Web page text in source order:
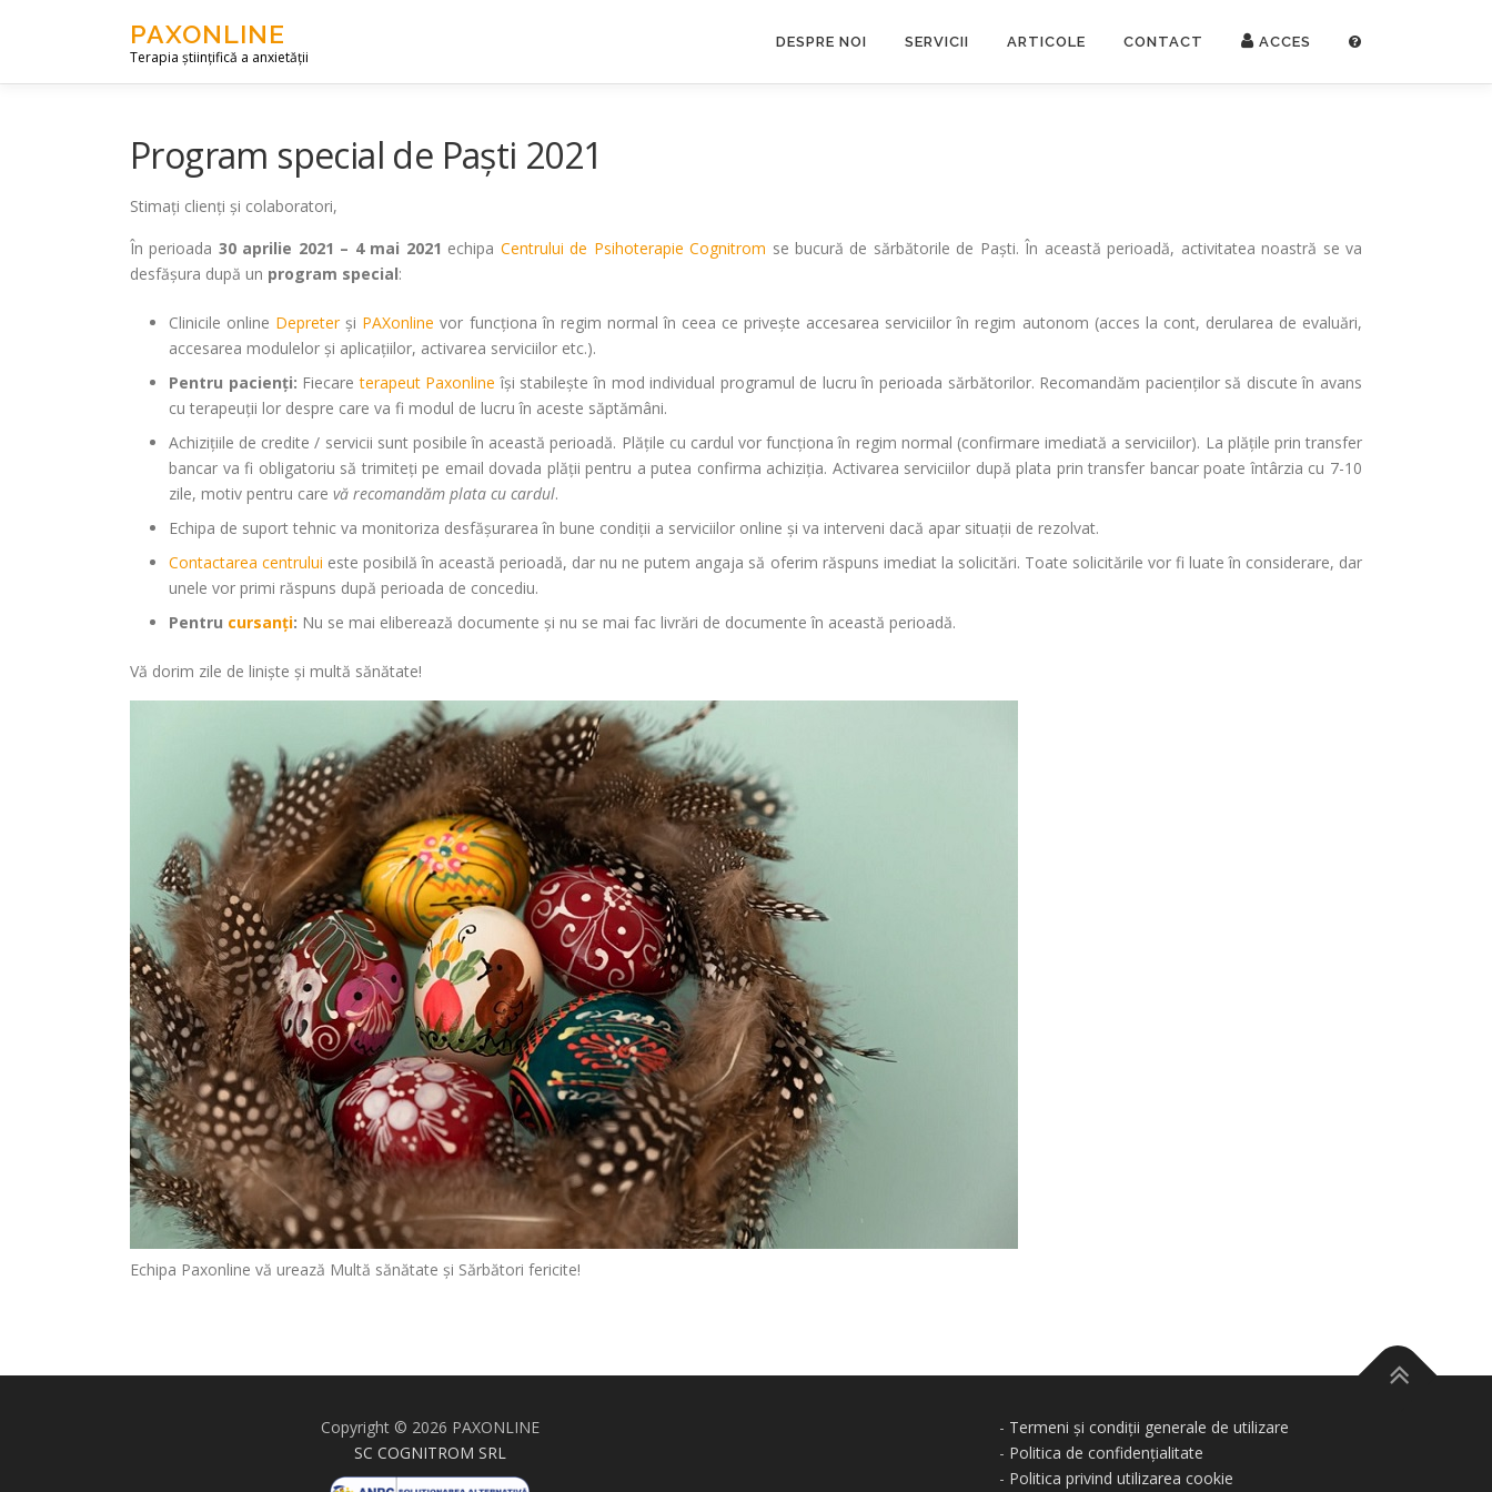
PAXONLINE
Terapia științifică a anxietății
DESPRE NOI SERVICII ARTICOLE CONTACT ACCES
Program special de Paști 2021
Stimați clienți și colaboratori,
În perioada 30 aprilie 2021 – 4 mai 2021 echipa Centrului de Psihoterapie Cognitrom se bucură de sărbătorile de Paști. În această perioadă, activitatea noastră se va
desfășura după un program special:
Clinicile online Depreterși PAXonlinevor funcționa în regim normal în ceea ce privește accesarea serviciilor în regim autonom (acces la cont, derularea de evaluări,
accesarea modulelor și aplicațiilor, activarea serviciilor etc.).
Pentru pacienți: Fiecareterapeut Paxonline își stabilește în mod individual programul de lucru în perioada sărbătorilor. Recomandăm pacienților să discute în avans
cu terapeuții lor despre care va fi modul de lucru în aceste săptămâni.
Achizițiile de credite / servicii sunt posibile în această perioadă. Plățile cu cardul vor funcționa în regim normal (confirmare imediată a serviciilor). La plățile prin transfer
bancar va fi obligatoriu să trimiteți pe email dovada plății pentru a putea confirma achiziția. Activarea serviciilor după plata prin transfer bancar poate întârzia cu 7-10
zile, motiv pentru care vă recomandăm plata cu cardul.
Echipa de suport tehnic va monitoriza desfășurarea în bune condiții a serviciilor online și va interveni dacă apar situații de rezolvat.
Contactarea centrului este posibilă în această perioadă, dar nu ne putem angaja să oferim răspuns imediat la solicitări. Toate solicitările vor fi luate în considerare, dar
unele vor primi răspuns după perioada de concediu.
Pentru cursanți: Nu se mai eliberează documente și nu se mai fac livrări de documente în această perioadă.
Vă dorim zile de liniște și multă sănătate!
Echipa Paxonline vă urează Multă sănătate și Sărbători fericite!
Copyright © 2026 PAXONLINE
SC COGNITROM SRL
- Termeni și condiții generale de utilizare
- Politica de confidențialitate
- Politica privind utilizarea cookie